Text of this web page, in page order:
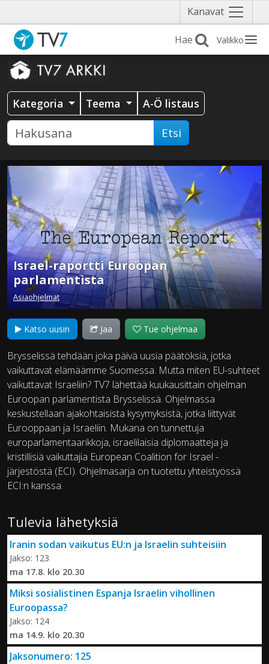
Kanavat Näytä
valikko
Valikko
Kategoria Teema A-Ö listaus
Etsi
Israel-raportti Euroopan
parlamentista
Asiaohjelmat
Katso uusin Jaa Tue ohjelmaa
Brysselissä tehdään joka päivä uusia päätöksiä, jotka
vaikuttavat elämäämme Suomessa. Mutta miten EU-suhteet
vaikuttavat Israeliin? TV7 lähettää kuukausittain ohjelman
Euroopan parlamentista Brysselissä. Ohjelmassa
keskustellaan ajakohtaisista kysymyksistä, jotka liittyvät
Eurooppaan ja Israeliin. Mukana on tunnettuja
europarlamentaarikkoja, israelilaisia diplomaatteja ja
kristillisiä vaikuttajia European Coalition for Israel -
järjestöstä (ECI). Ohjelmasarja on tuotettu yhteistyössä
ECI:n kanssa.
Tulevia lähetyksiä
Iranin sodan vaikutus EU:n ja Israelin suhteisiin
Jakso: 123
ma 17.8. klo 20.30
Miksi sosialistinen Espanja Israelin vihollinen
Euroopassa?
Jakso: 124
ma 14.9. klo 20.30
Jaksonumero: 125